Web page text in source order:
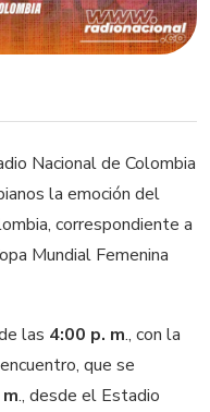
Nacional de Colombia
la emoción del
correspondiente a
Mundial Femenina
las 4:00 p. m., con la
que se
., desde el Estadio